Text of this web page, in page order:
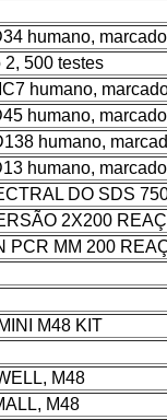
humano,
500 testes
humano,
humano,
humano,
humano,
DO SDS
2X200
PCR MM 200
M48 KIT
M48
M48